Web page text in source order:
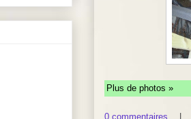
Plus de photos »
0 commentaires |